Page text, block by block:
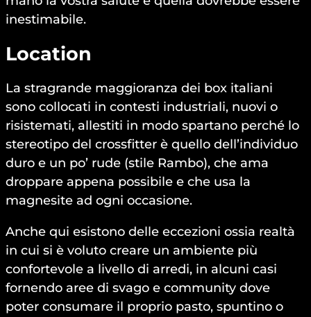
inestimabile.
Location
La stragrande maggioranza dei box italiani
sono collocati in contesti industriali, nuovi o
risistemati, allestiti in modo spartano perché lo
stereotipo del crossfitter è quello dell’individuo
duro e un po’ rude (stile Rambo), che ama
droppare appena possibile e che usa la
magnesite ad ogni occasione.
Anche qui esistono delle eccezioni ossia realtà
in cui si è voluto creare un ambiente più
confortevole a livello di arredi, in alcuni casi
fornendo aree di svago e community dove
poter consumare il proprio pasto, spuntino o